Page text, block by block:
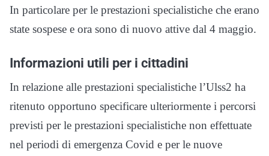
In particolare per le prestazioni specialistiche che erano
state sospese e ora sono di nuovo attive dal 4 maggio.
Informazioni utili per i cittadini
In relazione alle prestazioni specialistiche l’Ulss2 ha
ritenuto opportuno specificare ulteriormente i percorsi
previsti per le prestazioni specialistiche non effettuate
nel periodi di emergenza Covid e per le nuove